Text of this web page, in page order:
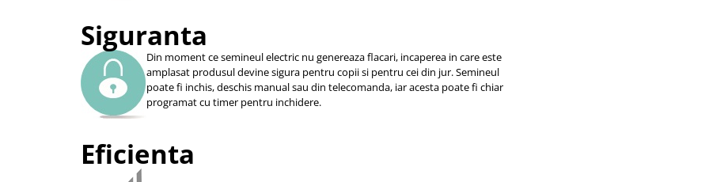
Siguranta
Din moment ce semineul electric nu genereaza flacari, incaperea in care este
amplasat produsul devine sigura pentru copii si pentru cei din jur. Semineul
poate fi inchis, deschis manual sau din telecomanda, iar acesta poate fi chiar
programat cu timer pentru inchidere.
Eficienta